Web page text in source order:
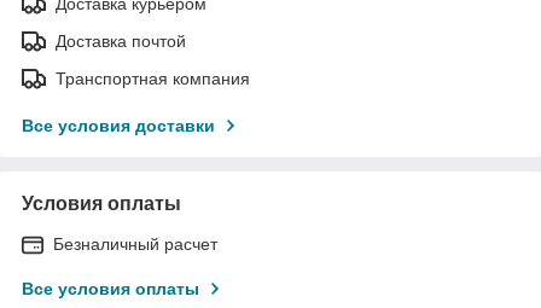
Доставка почтой
Транспортная компания
Все условия доставки
Условия оплаты
Безналичный расчет
Все условия оплаты